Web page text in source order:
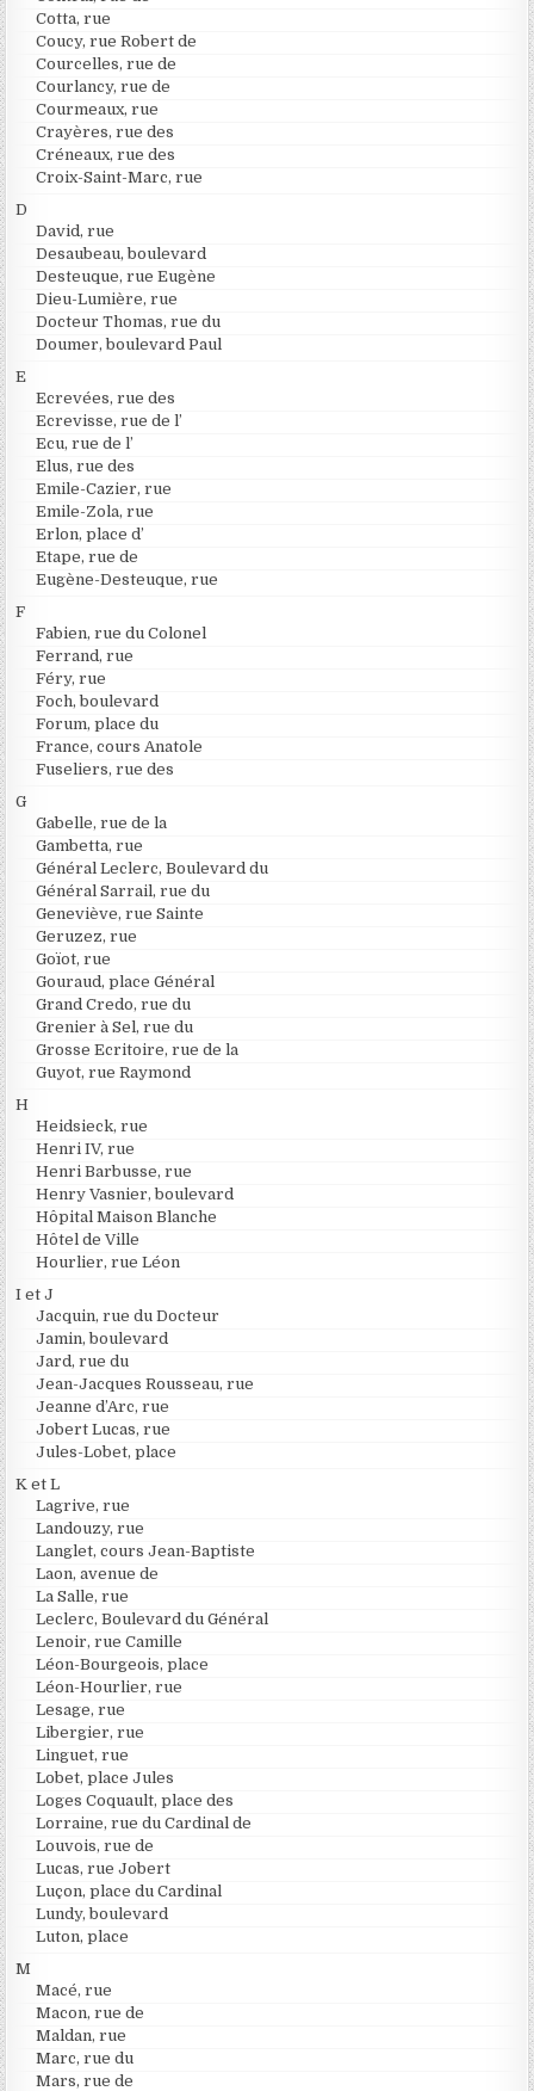
Cotta, rue
Coucy, rue Robert de
Courcelles, rue de
Courlancy, rue de
Courmeaux, rue
Crayères, rue des
Créneaux, rue des
Croix-Saint-Marc, rue
D
David, rue
Desaubeau, boulevard
Desteuque, rue Eugène
Dieu-Lumière, rue
Docteur Thomas, rue du
Doumer, boulevard Paul
E
Ecrevées, rue des
Ecrevisse, rue de l’
Ecu, rue de l’
Elus, rue des
Emile-Cazier, rue
Emile-Zola, rue
Erlon, place d’
Etape, rue de
Eugène-Desteuque, rue
F
Fabien, rue du Colonel
Ferrand, rue
Féry, rue
Foch, boulevard
Forum, place du
France, cours Anatole
Fuseliers, rue des
G
Gabelle, rue de la
Gambetta, rue
Général Leclerc, Boulevard du
Général Sarrail, rue du
Geneviève, rue Sainte
Geruzez, rue
Goïot, rue
Gouraud, place Général
Grand Credo, rue du
Grenier à Sel, rue du
Grosse Ecritoire, rue de la
Guyot, rue Raymond
H
Heidsieck, rue
Henri IV, rue
Henri Barbusse, rue
Henry Vasnier, boulevard
Hôpital Maison Blanche
Hôtel de Ville
Hourlier, rue Léon
I et J
Jacquin, rue du Docteur
Jamin, boulevard
Jard, rue du
Jean-Jacques Rousseau, rue
Jeanne d’Arc, rue
Jobert Lucas, rue
Jules-Lobet, place
K et L
Lagrive, rue
Landouzy, rue
Langlet, cours Jean-Baptiste
Laon, avenue de
La Salle, rue
Leclerc, Boulevard du Général
Lenoir, rue Camille
Léon-Bourgeois, place
Léon-Hourlier, rue
Lesage, rue
Libergier, rue
Linguet, rue
Lobet, place Jules
Loges Coquault, place des
Lorraine, rue du Cardinal de
Louvois, rue de
Lucas, rue Jobert
Luçon, place du Cardinal
Lundy, boulevard
Luton, place
M
Macé, rue
Macon, rue de
Maldan, rue
Marc, rue du
Mars, rue de